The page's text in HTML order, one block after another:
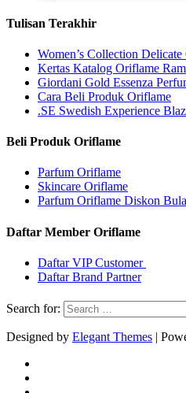
Tulisan Terakhir
Women’s Collection
Kertas Katalog Oriflame
Giordani Gold Essenza
Cara Beli Produk Oriflame
.SE Swedish Experience
Beli Produk Oriflame
Parfum Oriflame
Skincare Oriflame
Parfum Oriflame Diskon
Daftar Member Oriflame
Daftar VIP Customer
Daftar Brand Partner
Search for:
Designed by Elegant Themes |